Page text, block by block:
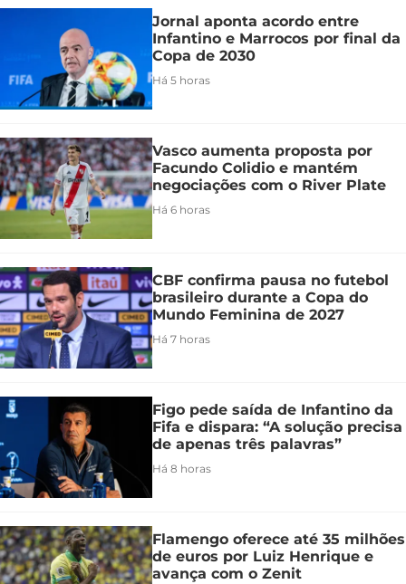
Jornal aponta acordo entre
Infantino e Marrocos por final da
Copa de 2030
Há 5 horas
Vasco aumenta proposta por
Facundo Colidio e mantém
negociações com o River Plate
Há 6 horas
CBF confirma pausa no futebol
brasileiro durante a Copa do
Mundo Feminina de 2027
Há 7 horas
Figo pede saída de Infantino da
Fifa e dispara: “A solução precisa
de apenas três palavras”
Há 8 horas
Flamengo oferece até 35 milhões
de euros por Luiz Henrique e
avança com o Zenit